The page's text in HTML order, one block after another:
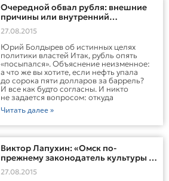
Очередной обвал рубля: внешние
причины или внутренний
беспредел?
27.08.2015
Юрий Болдырев об истинных целях
политики властей Итак, рубль опять
«посыпался». Объяснение неизменное:
а что же вы хотите, если нефть упала
до сорока пяти долларов за баррель?
И все как будто согласны. И никто
не задается вопросом: откуда
Читать далее »
Виктор Лапухин: «Омск по-
прежнему законодатель культуры в
России»
27.08.2015